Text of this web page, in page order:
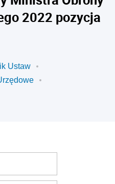
2022 pozycja
Ustaw